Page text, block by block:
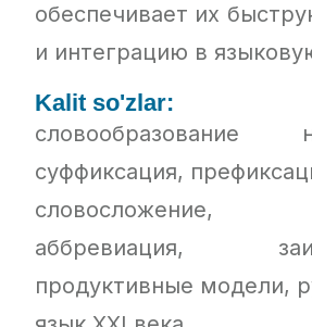
обеспечивает их
и интеграцию в
Kalit so'zlar:
словообразование
суффиксация,
словосложение,
аббревиация,
продуктивные модели,